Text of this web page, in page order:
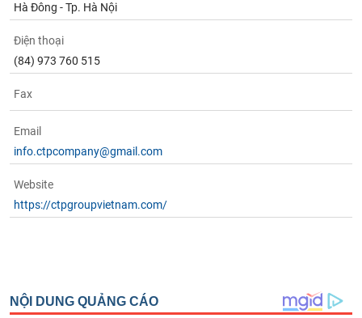
Hà Đông - Tp. Hà Nội
Điện thoại
(84) 973 760 515
Fax
Email
info.ctpcompany@gmail.com
Website
https://ctpgroupvietnam.com/